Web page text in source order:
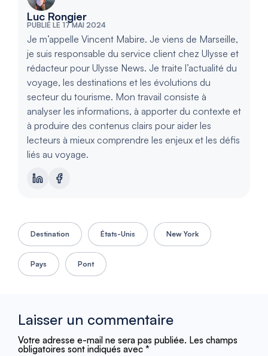
Luc Rongier
PUBLIÉ LE 17 MAI 2024
Je m’appelle Vincent Mabire. Je viens de Marseille,
je suis responsable du service client chez Ulysse et
rédacteur pour Ulysse News. Je traite l’actualité du
voyage, les destinations et les évolutions du
secteur du tourisme. Mon travail consiste à
analyser les informations, à apporter du contexte et
à produire des contenus clairs pour aider les
lecteurs à mieux comprendre les enjeux et les défis
liés au voyage.
Destination États-Unis New York
Pays Pont
Laisser un commentaire
Votre adresse e-mail ne sera pas publiée. Les champs
obligatoires sont indiqués avec *